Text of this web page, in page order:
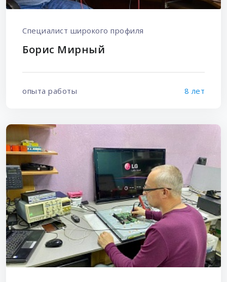
Специалист широкого профиля
Борис Мирный
опыта работы 8 лет